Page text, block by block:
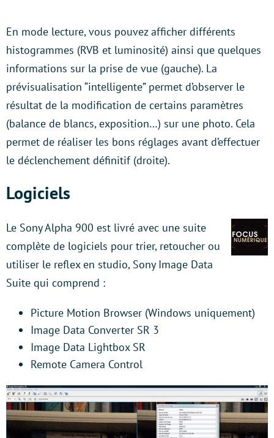
En mode lecture, vous pouvez afficher différents
histogrammes (RVB et luminosité) ainsi que quelques
informations sur la prise de vue (gauche). La
prévisualisation “intelligente” permet d’observer le
résultat de la modification de certains paramètres
(balance de blancs, exposition…) sur une photo. Cela
permet de réaliser les bons réglages avant d’effectuer
le déclenchement définitif (droite).
Logiciels
Le Sony Alpha 900 est livré avec une suite
complète de logiciels pour trier, retoucher ou
utiliser le reflex en studio, Sony Image Data
Suite qui comprend :
Picture Motion Browser (Windows uniquement)
Image Data Converter SR 3
Image Data Lightbox SR
Remote Camera Control